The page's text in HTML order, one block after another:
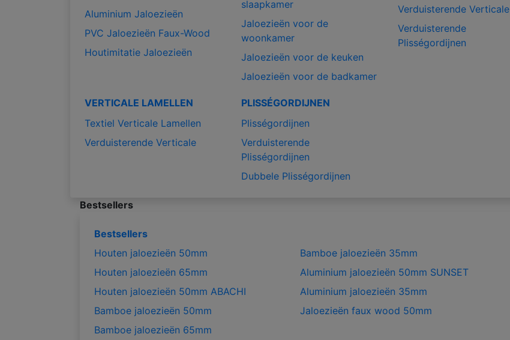
Aluminium Jaloezieën
PVC Jaloezieën Faux-Wood
Houtimitatie Jaloezieën
slaapkamer
Jaloezieën voor de
woonkamer
Jaloezieën voor de keuken
Jaloezieën voor de badkamer
Verduisterende Verticale
Verduisterende
Plisségordijnen
VERTICALE LAMELLEN
Textiel Verticale Lamellen
Verduisterende Verticale
PLISSÉGORDIJNEN
Plisségordijnen
Verduisterende
Plisségordijnen
Dubbele Plisségordijnen
Bestsellers
Bestsellers
Houten jaloezieën 50mm
Houten jaloezieën 65mm
Houten jaloezieën 50mm ABACHI
Bamboe jaloezieën 50mm
Bamboe jaloezieën 65mm
Bamboe jaloezieën 35mm
Aluminium jaloezieën 50mm SUNSET
Aluminium jaloezieën 35mm
Jaloezieën faux wood 50mm